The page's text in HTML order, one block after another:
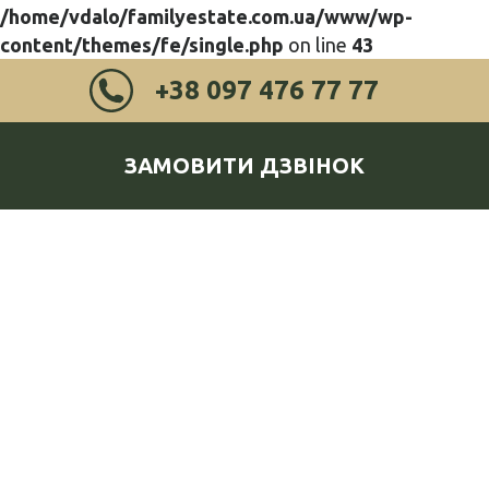
/home/vdalo/familyestate.com.ua/www/wp-
content/themes/fe/single.php on line 43
+38 097 476 77 77
ЗАМОВИТИ ДЗВІНОК